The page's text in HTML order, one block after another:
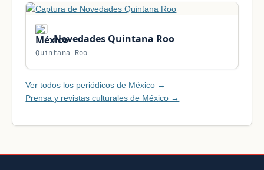
Novedades Quintana Roo
Quintana Roo
Ver todos los periódicos de México →
Prensa y revistas culturales de México →